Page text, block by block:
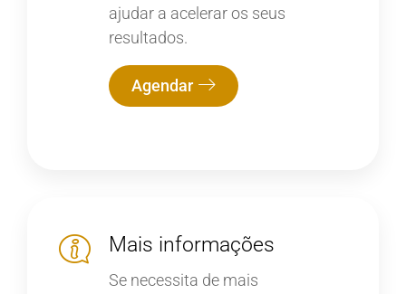
ajudar a acelerar os seus
resultados.
Agendar
Mais informações
Se necessita de mais